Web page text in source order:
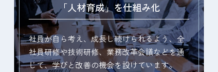
「人材育成」を仕組み化
社員が自ら考え、成長し続けられるよう、全
社員研修や技術研修、業務改革会議などを通
じて、学びと改善の機会を設けています。